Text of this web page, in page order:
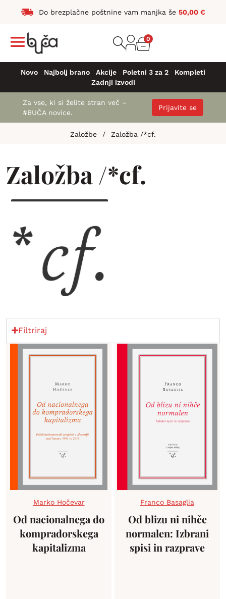
Do brezplačne poštnine vam manjka še 50,00 €
0
Novo Najbolj brano Akcije Poletni 3 za 2
Kompleti
Zadnji izvodi
Za vse, ki si želite stran več –
#BUČA novice.
Prijavite se
Založbe / Založba /*cf.
Založba /*cf.
Filtriraj
Marko Hočevar
Od nacionalnega do
kompradorskega
kapitalizma
Franco Basaglia
Od blizu ni nihče
normalen: Izbrani
spisi in razprave